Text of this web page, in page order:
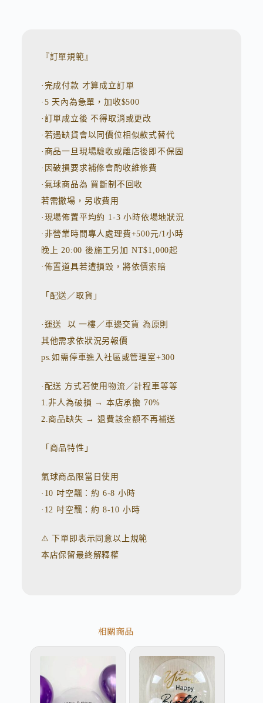
『訂單規範』
·完成付款 才算成立訂單
·5 天內為急單，加收$500
·訂單成立後 不得取消或更改
·若遇缺貨會以同價位相似款式替代
·商品一旦現場驗收或離店後即不保固
·因破損要求補修會酌收維修費
·氣球商品為 買斷制不回收
若需撤場，另收費用
·現場佈置平均約 1-3 小時依場地狀況
·非營業時間專人處理費+500元/1小時
晚上 20:00 後施工另加 NT$1,000起
·佈置道具若遭損毀，將依價索賠
「配送／取貨」
·運送 以 一樓／車邊交貨 為原則
其他需求依狀況另報價
ps.如需停車進入社區或管理室+300
·配送 方式若使用物流／計程車等等
1.非人為破損 → 本店承擔 70%
2.商品缺失 → 退費該金額不再補送
「商品特性」
氣球商品限當日使用
·10 吋空飄：約 6-8 小時
·12 吋空飄：約 8-10 小時
⚠️ 下單即表示同意以上規範
本店保留最終解釋權
相關商品